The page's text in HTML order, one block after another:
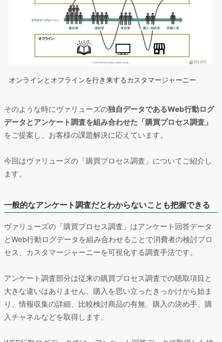
オンラインとオフラインを行き来するカスタマージャーニー
そのような時にヴァリューズの独自データであるWeb行動ログ
データとアンケート調査を組み合わせた「購買プロセス調査」
をご提案し、お客様の課題解決に応えています。
今回はヴァリューズの「購買プロセス調査」についてご紹介し
ます。
一般的なアンケート調査だとわからないことも把握できる
ヴァリューズの「購買プロセス調査」はアンケート回答データ
とWeb行動ログデータを組み合わせることで消費者の検討プロ
セス、カスタマージャーニーを可視化する調査手法です。
アンケート調査部分は従来の購買プロセス調査での聴取項目と
大きな違いはありません。購入を思い立ったきっかけから始ま
り、情報収集の詳細、比較検討商品の有無、購入の決め手、購
入チャネルなどを取得します。